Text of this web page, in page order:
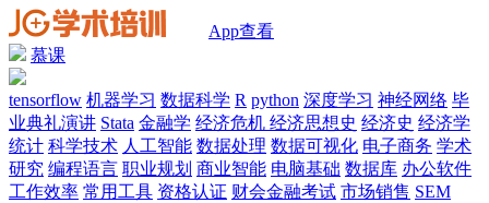
App查看
慕课
tensorflow 机器学习 数据科学 R python 深度学习 神经网络 毕
业典礼演讲 Stata 金融学 经济危机 经济思想史 经济史 经济学
统计 科学技术 人工智能 数据处理 数据可视化 电子商务 学术
研究 编程语言 职业规划 商业智能 电脑基础 数据库 办公软件
工作效率 常用工具 资格认证 财会金融考试 市场销售 SEM